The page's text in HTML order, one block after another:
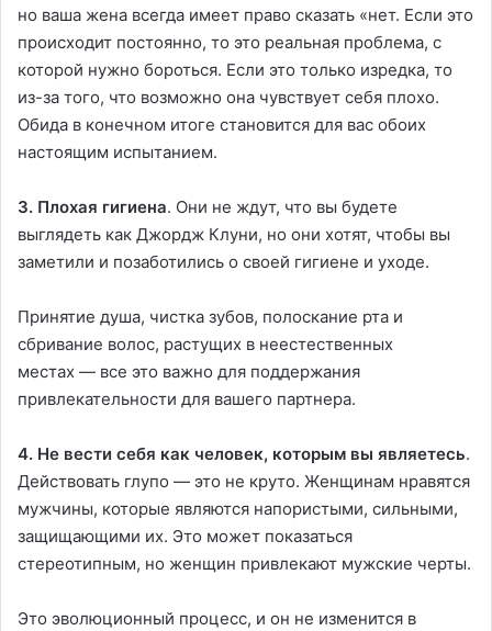
но ваша жена всегда имеет право сказать «нет. Если это
происходит постоянно, то это реальная проблема, с
которой нужно бороться. Если это только изредка, то
из-за того, что возможно она чувствует себя плохо.
Обида в конечном итоге становится для вас обоих
настоящим испытанием.
3. Плохая гигиена. Они не ждут, что вы будете
выглядеть как Джордж Клуни, но они хотят, чтобы вы
заметили и позаботились о своей гигиене и уходе.
Принятие душа, чистка зубов, полоскание рта и
сбривание волос, растущих в неестественных
местах — все это важно для поддержания
привлекательности для вашего партнера.
4. Не вести себя как человек, которым вы являетесь.
Действовать глупо — это не круто. Женщинам нравятся
мужчины, которые являются напористыми, сильными,
защищающими их. Это может показаться
стереотипным, но женщин привлекают мужские черты.
Это эволюционный процесс, и он не изменится в